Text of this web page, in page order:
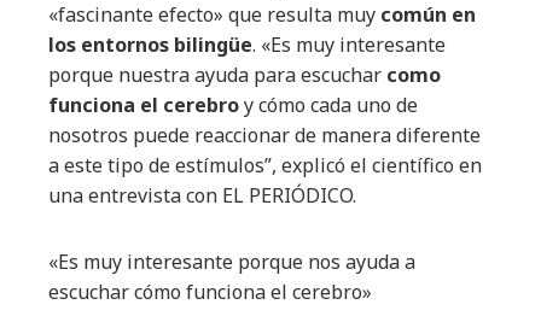
«fascinante efecto» que resulta muy común en
los entornos bilingüe. «Es muy interesante
porque nuestra ayuda para escuchar como
funciona el cerebroy cómo cada uno de
nosotros puede reaccionar de manera diferente
a este tipo de estímulos”, explicó el científico en
una entrevista con EL PERIÓDICO.
«Es muy interesante porque nos ayuda a
escuchar cómo funciona el cerebro»